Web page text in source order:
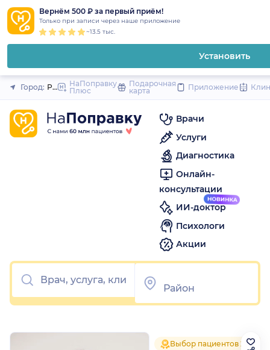
Вернём 500 ₽ за первый приём!
Только при записи через наше приложение
~13.5 тыс.
Установить
Закрыть
Город: РязаньНаПоправку
Плюс
Подарочная
карта
Приложение
Врачи
Услуги
Диагностика
Онлайн-
консультации
ИИ-доктор
Психологи
Акции
Выбор пациентов 2024